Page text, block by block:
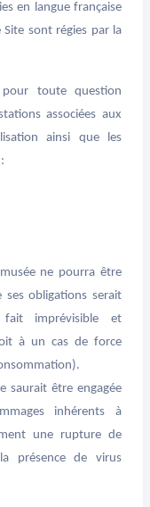
en langue française
sont régies par la
toute question
associées aux
ainsi que les
ne pourra être
ses obligations serait
imprévisible et
à un cas de force
saurait être engagée
inhérents à
une rupture de
présence de virus